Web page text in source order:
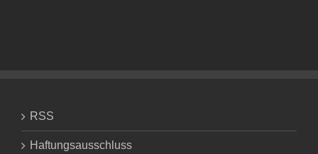
RSS
Haftungsausschluss